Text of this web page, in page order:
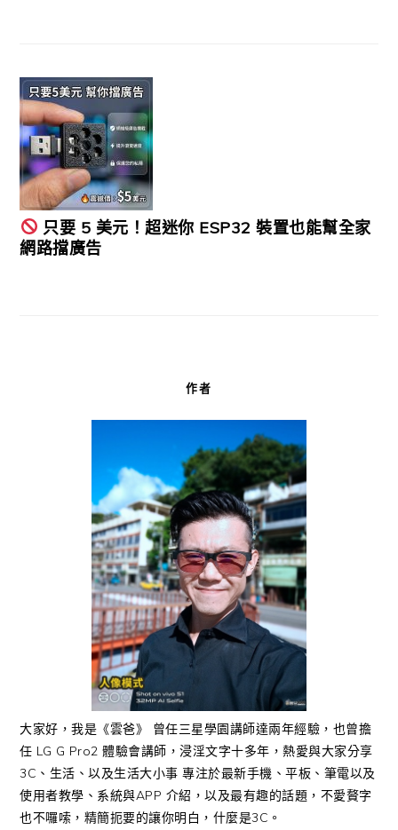
只要 5 美元！超迷你 ESP32 裝置也能幫全家
網路擋廣告
作者
大家好，我是《雲爸》 曾任三星學園講師達兩年經驗，也曾擔
任 LG G Pro2 體驗會講師，浸淫文字十多年，熱愛與大家分享
3C、生活、以及生活大小事 專注於最新手機、平板、筆電以及
使用者教學、系統與APP 介紹，以及最有趣的話題，不愛贅字
也不囉嗦，精簡扼要的讓你明白，什麼是3C。